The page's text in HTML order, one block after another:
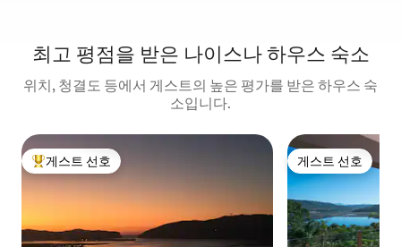
최고 평점을 받은 나이스나 하우스 숙소
위치, 청결도 등에서 게스트의 높은 평가를 받은 하우스 숙
소입니다.
상위 게스트 선호
게스트 선호 게스트 선호
게스트 선호